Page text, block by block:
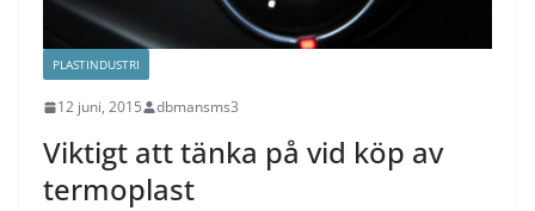
PLASTINDUSTRI
12 juni, 2015 dbmansms3
Viktigt att tänka på vid köp av
termoplast